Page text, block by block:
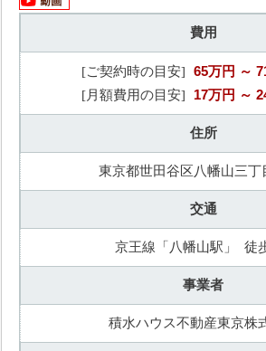
費用
[ご契約時の目安] 65万円 ～
[月額費用の目安] 17万円 ～
住所
東京都世田谷区八幡山三丁
交通
京王線「八幡山駅」 徒
事業者
積水ハウス不動産東京株